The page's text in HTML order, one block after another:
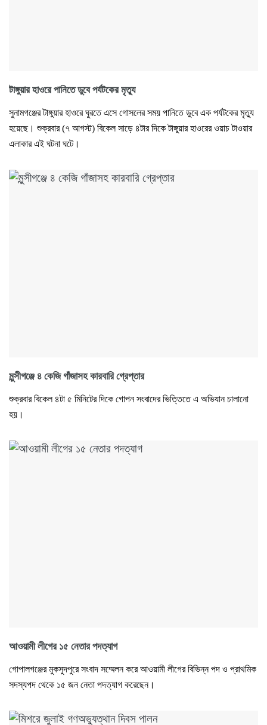
টাঙ্গুয়ার হাওরে পানিতে ডুবে পর্যটকের মৃত্যু
সুনামগঞ্জের টাঙ্গুয়ার হাওরে ঘুরতে এসে গোসলের সময় পানিতে ডুবে এক পর্যটকের মৃত্যু
হয়েছে। শুক্রবার (৭ আগস্ট) বিকেল সাড়ে ৪টার দিকে টাঙ্গুয়ার হাওরের ওয়াচ টাওয়ার
এলাকার এই ঘটনা ঘটে।
মুন্সীগঞ্জে ৪ কেজি গাঁজাসহ কারবারি গ্রেপ্তার
শুক্রবার বিকেল ৪টা ৫ মিনিটের দিকে গোপন সংবাদের ভিত্তিতে এ অভিযান চালানো
হয়।
আওয়ামী লীগের ১৫ নেতার পদত্যাগ
গোপালগঞ্জের মুকসুদপুরে সংবাদ সম্মেলন করে আওয়ামী লীগের বিভিন্ন পদ ও প্রাথমিক
সদস্যপদ থেকে ১৫ জন নেতা পদত্যাগ করেছেন।